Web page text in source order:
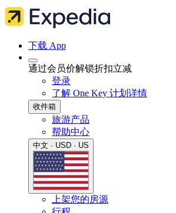
下载 App
通过会员价解锁折扣立减
登录
了解 One Key 计划详情
收件箱
旅游产品
帮助中心
中文 · USD · US
上架您的房源